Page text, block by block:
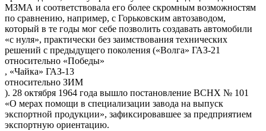
МЗМА и соответствовала его более скромным возможностям
по сравнению, например, с Горьковским автозаводом,
который в те годы мог себе позволить создавать автомобили
«с нуля», практически без заимствования технических
решений с предыдущего поколения («Волга» ГАЗ-21
относительно «Победы»
, «Чайка» ГАЗ-13
относительно ЗИМ
). 28 октября 1964 года вышло постановление ВСНХ № 101
«О мерах помощи в специализации завода на выпуск
экспортной продукции», зафиксировавшее за предприятием
экспортную ориентацию.